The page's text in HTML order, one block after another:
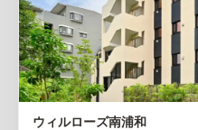
ウィルローズ南浦和